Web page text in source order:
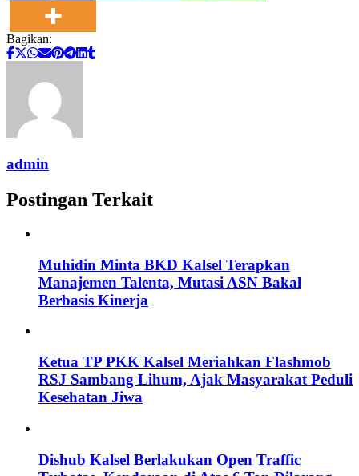
Bagikan:
admin
Postingan Terkait
Muhidin Minta BKD Kalsel Terapkan
Manajemen Talenta, Mutasi ASN Bakal
Berbasis Kinerja
Ketua TP PKK Kalsel Meriahkan Flashmob
RSJ Sambang Lihum, Ajak Masyarakat Peduli
Kesehatan Jiwa
Dishub Kalsel Berlakukan Open Traffic